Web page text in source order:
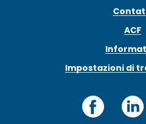
ACF
Impostazioni di